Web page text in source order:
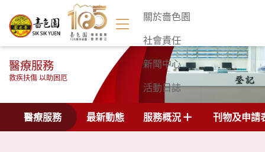
關於嗇色園
社會責任
新聞中心
活動日誌
聯絡我們
醫療服務
救疾扶傷 以助困厄
醫療服務 最新動態 服務概況 刊物及申請